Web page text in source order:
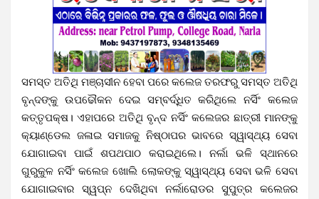
ସମସ୍ତ ଅତିଥି ମଞ୍ଚାସୀନ ହେବା ପରେ କଲେଜ ତରଫରୁ ସମସ୍ତ ଅତିଥି
ବୃନ୍ଦଙ୍କୁ ଉପଢୌକନ ଦେଇ ସମ୍ବର୍ଦ୍ଧିତ କରିଥିଲେ ନର୍ସିଂ କଲେଜ
କତ୍ତୃପକ୍ଷ। ଏହାପରେ ଅତିଥି ବୃନ୍ଦ ନର୍ସିଂ କଲେଜର ଛାତ୍ରୀ ମାନଙ୍କୁ
କ୍ୟାଣ୍ଡେଲ ଜଳାଇ ସମାଜକୁ ନିଷ୍ଠାପର ଭାବରେ ସ୍ୱାସ୍ଥ୍ୟ ସେବା
ଯୋଗାଇବା ପାଇଁ ଶପଥପାଠ କରାଇଥିଲେ। ନର୍ଲା ଭଳି ସ୍ଥାନରେ
ଗୁରୁକୁଳ ନର୍ସିଂ କଲେଜ ଖୋଲି ଲୋକଙ୍କୁ ସ୍ୱାସ୍ଥ୍ୟ ସେବା ଭଳି ସେବା
ଯୋଗାଇବାର ସ୍ୱପ୍ନ ଦେଖିଥିବା ନର୍ଲାରୋଡର ସୁପୁତ୍ର କଲେଜର